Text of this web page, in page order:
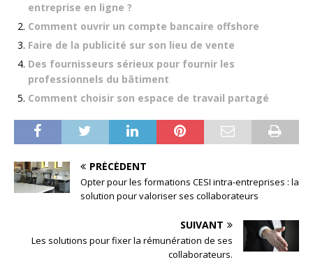
entreprise en ligne ?
Comment ouvrir un compte bancaire offshore
Faire de la publicité sur son lieu de vente
Des fournisseurs sérieux pour fournir les
professionnels du bâtiment
Comment choisir son espace de travail partagé
PRÉCÉDENT
Opter pour les formations CESI intra-entreprises : la
solution pour valoriser ses collaborateurs
SUIVANT
Les solutions pour fixer la rémunération de ses
collaborateurs.